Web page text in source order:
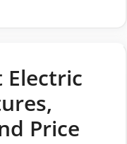
Electric
Price